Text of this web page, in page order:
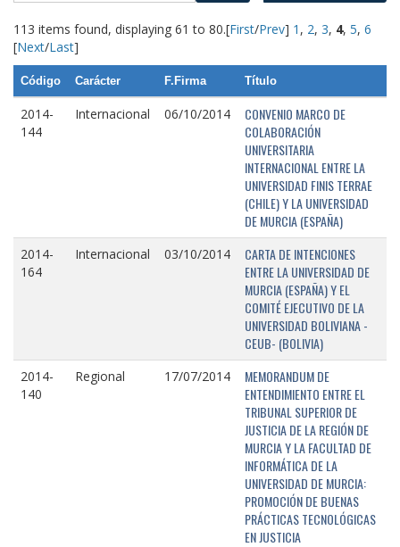
113 items found, displaying 61 to 80.[First/Prev] 1 , 2, 3, 4, 5, 6
[Next/Last]
Código Carácter F.Firma Título
2014-
144
Internacional 06/10/2014
CONVENIO MARCO DE
COLABORACIÓN
UNIVERSITARIA
INTERNACIONAL ENTRE LA
UNIVERSIDAD FINIS TERRAE
(CHILE) Y LA UNIVERSIDAD
DE MURCIA (ESPAÑA)
2014-
164
Internacional 03/10/2014
CARTA DE INTENCIONES
ENTRE LA UNIVERSIDAD DE
MURCIA (ESPAÑA) Y EL
COMITÉ EJECUTIVO DE LA
UNIVERSIDAD BOLIVIANA -
CEUB- (BOLIVIA)
2014-
140
Regional 17/07/2014
MEMORANDUM DE
ENTENDIMIENTO ENTRE EL
TRIBUNAL SUPERIOR DE
JUSTICIA DE LA REGIÓN DE
MURCIA Y LA FACULTAD DE
INFORMÁTICA DE LA
UNIVERSIDAD DE MURCIA:
PROMOCIÓN DE BUENAS
PRÁCTICAS TECNOLÓGICAS
EN JUSTICIA